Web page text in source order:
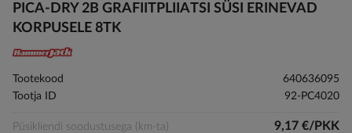
to
the
of
images
gallery
PICA-DRY 2B GRAFIITPLIIATSI SÜSI ERINEVAD
KORPUSELE 8TK
Tootekood
640636095
Tootja ID
92-PC4020
Püsikliendi soodustusega (km-ta) 9,17 €/PKK